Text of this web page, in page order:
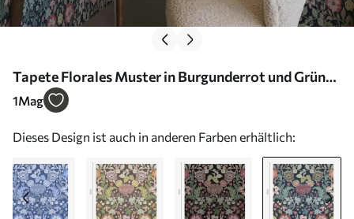
Tapete Florales Muster in Burgunderrot und Grün
Nr. a00145v5
1Mag
Dieses Design ist auch in anderen Farben erhältlich: